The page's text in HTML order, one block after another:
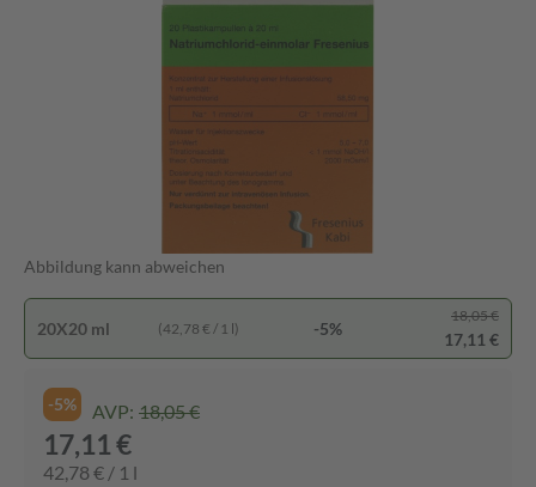
Abbildung kann abweichen
20X20 ml (42,78 € / 1 l) -5%
18,05 €
17,11 €
-5% AVP: 18,05 €
17,11 €
42,78 € / 1 l